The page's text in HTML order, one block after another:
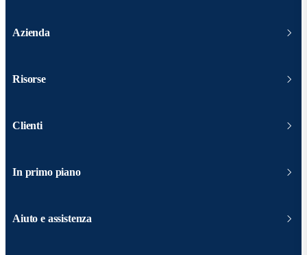
Azienda
Risorse
Clienti
In primo piano
Aiuto e assistenza